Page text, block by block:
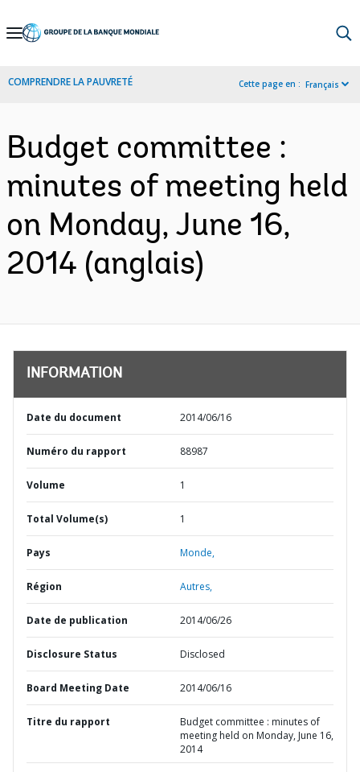
Skip
Navigation
COMPRENDRE LA PAUVRETÉ Cette page en : Français
Budget committee :
minutes of meeting held
on Monday, June 16,
2014 (anglais)
INFORMATION
Date du document 2014/06/16
Numéro du rapport 88987
Volume 1
Total Volume(s) 1
Pays Monde,
Région Autres,
Date de publication 2014/06/26
Disclosure Status Disclosed
Board Meeting Date 2014/06/16
Titre du rapport
Budget committee : minutes of
meeting held on Monday, June 16,
2014